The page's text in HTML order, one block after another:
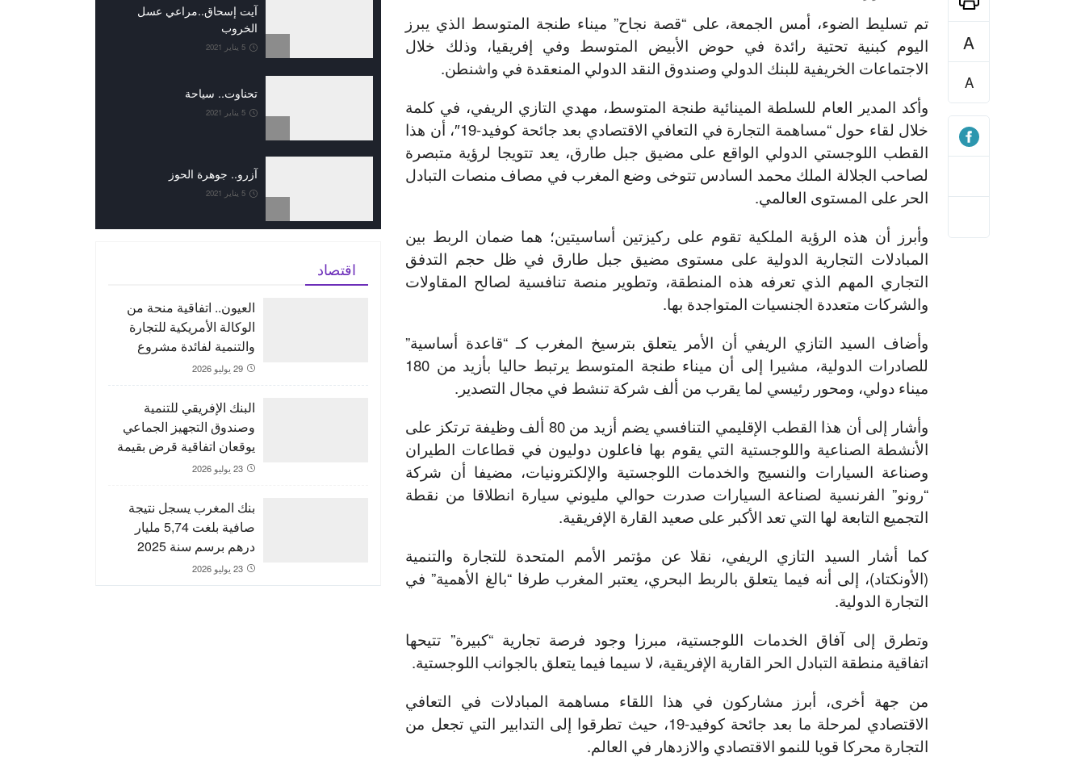
تم تسليط الضوء، أمس الجمعة، على “قصة نجاح” ميناء طنجة المتوسط الذي يبرز
اليوم كبنية تحتية رائدة في حوض الأبيض المتوسط وفي إفريقيا، وذلك خلال
الاجتماعات الخريفية للبنك الدولي وصندوق النقد الدولي المنعقدة في واشنطن.
وأكد المدير العام للسلطة المينائية طنجة المتوسط، مهدي التازي الريفي، في كلمة
خلال لقاء حول “مساهمة التجارة في التعافي الاقتصادي بعد جائحة كوفيد-19″، أن هذا
القطب اللوجستي الدولي الواقع على مضيق جبل طارق، يعد تتويجا لرؤية متبصرة
لصاحب الجلالة الملك محمد السادس تتوخى وضع المغرب في مصاف منصات التبادل
الحر على المستوى العالمي.
وأبرز أن هذه الرؤية الملكية تقوم على ركيزتين أساسيتين؛ هما ضمان الربط بين
المبادلات التجارية الدولية على مستوى مضيق جبل طارق في ظل حجم التدفق
التجاري المهم الذي تعرفه هذه المنطقة، وتطوير منصة تنافسية لصالح المقاولات
والشركات متعددة الجنسيات المتواجدة بها.
وأضاف السيد التازي الريفي أن الأمر يتعلق بترسيخ المغرب كـ “قاعدة أساسية”
للصادرات الدولية، مشيرا إلى أن ميناء طنجة المتوسط يرتبط حاليا بأزيد من 180
ميناء دولي، ومحور رئيسي لما يقرب من ألف شركة تنشط في مجال التصدير.
وأشار إلى أن هذا القطب الإقليمي التنافسي يضم أزيد من 80 ألف وظيفة ترتكز على
الأنشطة الصناعية واللوجستية التي يقوم بها فاعلون دوليون في قطاعات الطيران
وصناعة السيارات والنسيج والخدمات اللوجستية والإلكترونيات، مضيفا أن شركة
“رونو” الفرنسية لصناعة السيارات صدرت حوالي مليوني سيارة انطلاقا من نقطة
التجميع التابعة لها التي تعد الأكبر على صعيد القارة الإفريقية.
كما أشار السيد التازي الريفي، نقلا عن مؤتمر الأمم المتحدة للتجارة والتنمية
(الأونكتاد)، إلى أنه فيما يتعلق بالربط البحري، يعتبر المغرب طرفا “بالغ الأهمية” في
التجارة الدولية.
وتطرق إلى آفاق الخدمات اللوجستية، مبرزا وجود فرصة تجارية “كبيرة” تتيحها
اتفاقية منطقة التبادل الحر القارية الإفريقية، لا سيما فيما يتعلق بالجوانب اللوجستية.
من جهة أخرى، أبرز مشاركون في هذا اللقاء مساهمة المبادلات في التعافي
الاقتصادي لمرحلة ما بعد جائحة كوفيد-19، حيث تطرقوا إلى التدابير التي تجعل من
التجارة محركا قويا للنمو الاقتصادي والازدهار في العالم.
A
A
آيت إسحاق..مراعي عسل
الخروب
5 يناير 2021
تحناوت.. سياحة
5 يناير 2021
آزرو.. جوهرة الحوز
5 يناير 2021
اقتصاد
العيون.. اتفاقية منحة من
الوكالة الأمريكية للتجارة
والتنمية لفائدة مشروع
“ORNX” بغية إنتاج الأمونيا
الخضراء
29 يوليو 2026
البنك الإفريقي للتنمية
وصندوق التجهيز الجماعي
يوقعان اتفاقية قرض بقيمة
150 مليون يورو لدعم23 يوليو 2026
بنك المغرب يسجل نتيجة
صافية بلغت 5,74 مليار
درهم برسم سنة 2025
23 يوليو 2026